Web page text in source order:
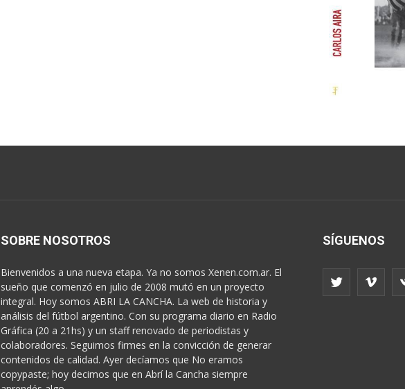
SOBRE NOSOTROS
Bienvenidos a una nueva etapa. Ya no somos Xenen.com.ar. El
sueño que comenzó en julio de 2008 mutó en un proyecto
integral. Hoy somos ABRI LA CANCHA. La web de historia y
análisis del fútbol argentino. Con su programa diario en Radio
Gráfica (20 a 21hs) y un staff renovado de periodistas y
colaboradores. Seguimos firmes en la convicción de generar
contenidos de calidad. Ayer decíamos que No eramos
copypaste; hoy decimos que en Abrí la Cancha siempre
SÍGUENOS